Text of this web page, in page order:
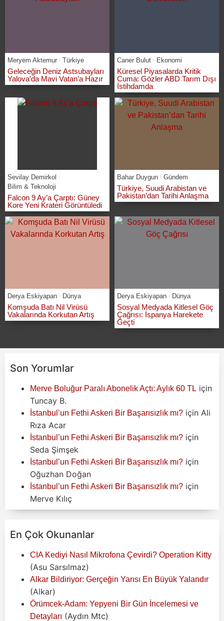
Meryem Aktemur Türkiye
Geleceğin Deniz Astsubayları
Yalova’da Mavi Vatan’a Hazır
Caner Bulut Ekonomi
Küresel Piyasalarda Kritik
Cuma: Gözler ABD Tarım Dışı
İstihdamda
Sevilay Demirkol
Bilim & Teknoloji
Falcon 9 Ay’a Çarptı: Güney
Kore Yeni Krateri Görüntüledi
Bahar Duygun Gündem
Türkiye, Suudi Arabistan ve
Pakistan’dan Tarihi Anlaşma
Derya Eskiyapan Dünya
Komşuda Batı Nil Virüsü
Vakalarında Korkutan Artış
Derya Eskiyapan Dünya
Sosyal Medyada Kitlesel Göç
Çağrısı: İspanya Harekete
Geçti
Son Yorumlar
Merve Boluğur Paralı Abonelik Açtı: Aylık 60 TL için
Tuncay B.
İstanbul’un Fethi Askeri Bir Başarısızlık mı? için Ali
Rıza Acar
İstanbul’un Fethi Askeri Bir Başarısızlık mı? için
Seda Şimşek
İstanbul’un Fethi Askeri Bir Başarısızlık mı? için
Oğuzhan Doğan
İstanbul’un Fethi Askeri Bir Başarısızlık mı? için
Merve Kılıç
En Çok Okunanlar
CIA Kediyi Nasıl Mikrofona Çevirdi? Operation Kitty
(Asu Sarsılmaz)
Alkar Bildiriyor: Gerçeğin Yarısı En Büyük Yalandır
(Alkar)
Örümcek-Adam: Yepyeni Bir Gün İncelemesi ve
Detayları (Aydın Mtc)